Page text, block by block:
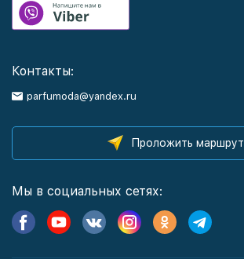
Контакты:
parfumoda@yandex.ru
Проложить маршрут
Мы в социальных сетях: